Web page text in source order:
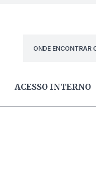
ONDE ENCONTRAR
ACESSO INTERNO